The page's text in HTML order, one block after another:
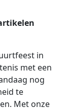
in
met een
nog
te
Met onze